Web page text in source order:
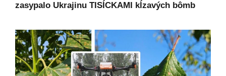
zasypalo Ukrajinu TISÍCKAMI kĺzavých bômb